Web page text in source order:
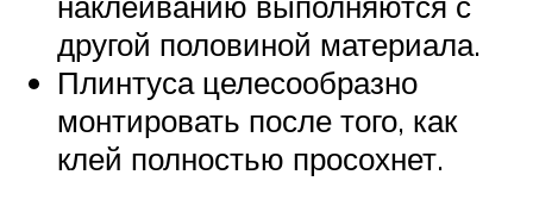
другой половиной материала.
Плинтуса целесообразно
монтировать после того, как
клей полностью просохнет.